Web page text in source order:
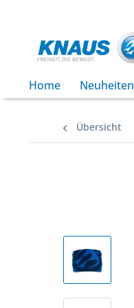
Home Neuheiten
Übersicht